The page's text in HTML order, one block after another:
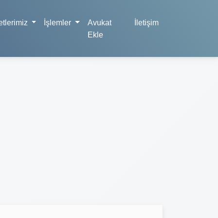
İşlemler
Avukat
Ekle
İletişim